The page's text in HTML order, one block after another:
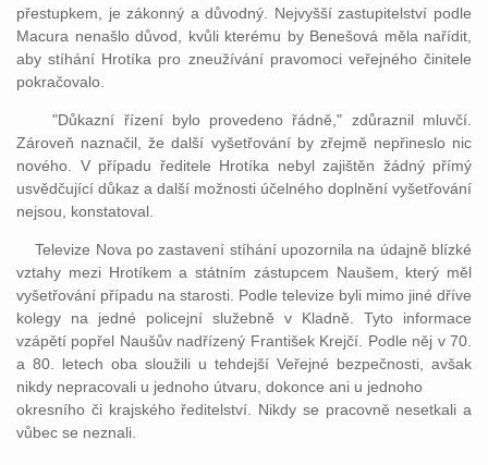
přestupkem, je zákonný a důvodný. Nejvyšší zastupitelství podle
Macura nenašlo důvod, kvůli kterému by Benešová měla nařídit,
aby stíhání Hrotíka pro zneužívání pravomoci veřejného činitele
pokračovalo.
"Důkazní řízení bylo provedeno řádně," zdůraznil mluvčí.
Zároveň naznačil, že další vyšetřování by zřejmě nepřineslo nic
nového. V případu ředitele Hrotíka nebyl zajištěn žádný přímý
usvědčující důkaz a další možnosti účelného doplnění vyšetřování
nejsou, konstatoval.
Televize Nova po zastavení stíhání upozornila na údajně blízké
vztahy mezi Hrotíkem a státním zástupcem Naušem, který měl
vyšetřování případu na starosti. Podle televize byli mimo jiné dříve
kolegy na jedné policejní služebně v Kladně. Tyto informace
vzápětí popřel Naušův nadřízený František Krejčí. Podle něj v 70.
a 80. letech oba sloužili u tehdejší Veřejné bezpečnosti, avšak
nikdy nepracovali u jednoho útvaru, dokonce ani u jednoho
okresního či krajského ředitelství. Nikdy se pracovně nesetkali a
vůbec se neznali.